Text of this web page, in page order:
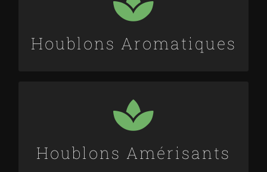
Houblons Aromatiques
TRADITION
Houblons Amérisants
MAGNUM